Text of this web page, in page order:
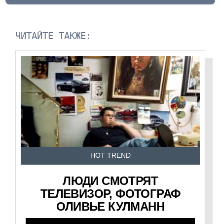
ЧИТАЙТЕ ТАКЖЕ:
HOT TREND
ЛЮДИ СМОТРЯТ
ТЕЛЕВИЗОР, ФОТОГРАФ
ОЛИВЬЕ КУЛМАНН